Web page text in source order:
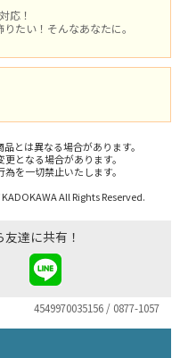
応！
たい！そんなあなたに。
とは異なる場合があります。
となる場合があります。
を一切禁止いたします。
All Rights Reserved.
友達に共有！
4549970035156 / 0877-1057